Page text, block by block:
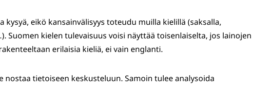
kysyä, eikö kansainvälisyys toteudu muilla kielillä (saksalla,
Suomen kielen tulevaisuus voisi näyttää toisenlaiselta, jos lainojen
erilaisia kieliä, ei vain englanti.
nostaa tietoiseen keskusteluun. Samoin tulee analysoida